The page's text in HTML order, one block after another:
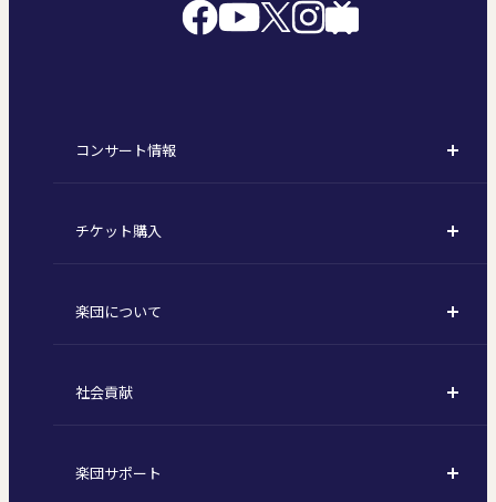
コンサート情報
定期演奏会
東京オペラシティシリーズ
特別演奏会など
その他の公演
チケット購入
定期会員券 / セット券
1回券
楽団について
東京交響楽団とは
指揮者
社会貢献
川崎市 - フランチャイズ
楽団サポート